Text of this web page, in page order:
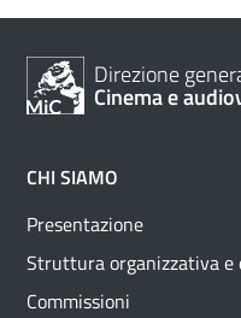
Direzione
Cinema e
CHI SIAMO
Presentazione
Struttura organizzativa
Commissioni